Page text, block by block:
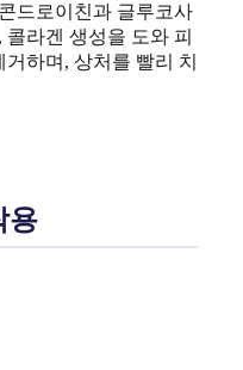
드로이친과 글루코사
라겐 생성을 도와 피
하며, 상처를 빨리 치
용